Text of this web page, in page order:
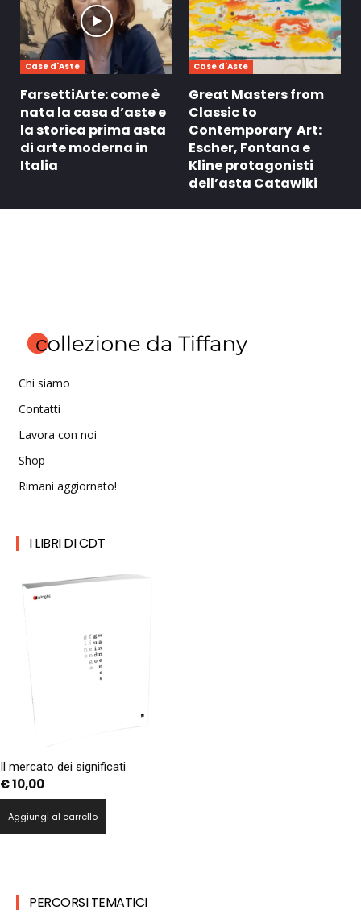
Case d'Aste
FarsettiArte: come è
nata la casa d’aste e
la storica prima asta
di arte moderna in
Italia
Case d'Aste
Great Masters from
Classic to
Contemporary Art:
Escher, Fontana e
Kline protagonisti
dell’asta Catawiki
Chi siamo
Contatti
Lavora con noi
Shop
Rimani aggiornato!
I LIBRI DI CDT
Il mercato dei significati
€10,00
Aggiungi al carrello
PERCORSI TEMATICI